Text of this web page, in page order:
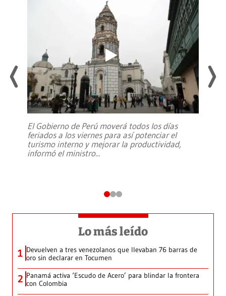
El Gobierno de Perú moverá todos los días
feriados a los viernes para así potenciar el
turismo interno y mejorar la productividad,
informó el ministro...
Lo más leído
1 Devuelven a tres venezolanos que llevaban 76 barras de
oro sin declarar en Tocumen
2 Panamá activa ‘Escudo de Acero’ para blindar la frontera
con Colombia